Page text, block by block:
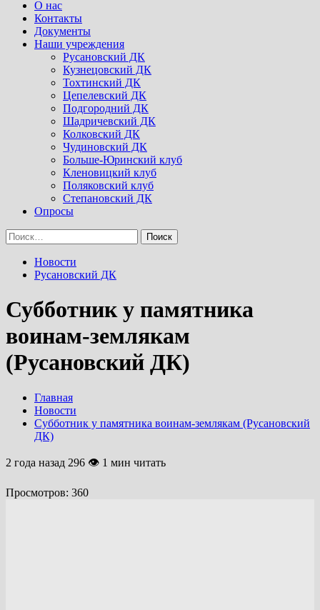
Menu
О нас
Контакты
Документы
Наши учреждения
Русановский ДК
Кузнецовский ДК
Тохтинский ДК
Цепелевский ДК
Подгородний ДК
Шадричевский ДК
Колковский ДК
Чудиновский ДК
Больше-Юринский клуб
Кленовицкий клуб
Поляковский клуб
Степановский ДК
Опросы
Найти:
Новости
Русановский ДК
Субботник у памятника
воинам-землякам
(Русановский ДК)
Главная
Новости
Субботник у памятника воинам-землякам (Русановский
ДК)
2 года назад 296 👁 1 мин читать
Просмотров: 360